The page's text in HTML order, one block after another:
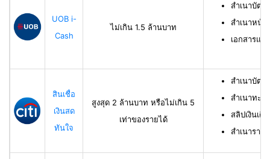
UOB i-
Cash
ไม่เกิน 1.5 ล้านบาท
สำเนาบัตร
สำเนาหน้
เอกสารแส
สินเชื่อ
เงินสด
ทันใจ
สูงสุด 2 ล้านบาท หรือไม่เกิน 5
เท่าของรายได้
สำเนาบัตร
สำเนาทะเ
สลิปเงินเดื
สำเนาราย